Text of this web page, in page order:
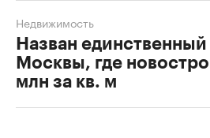
Назван
Москвы, где
млн за кв. м
Недвижимость